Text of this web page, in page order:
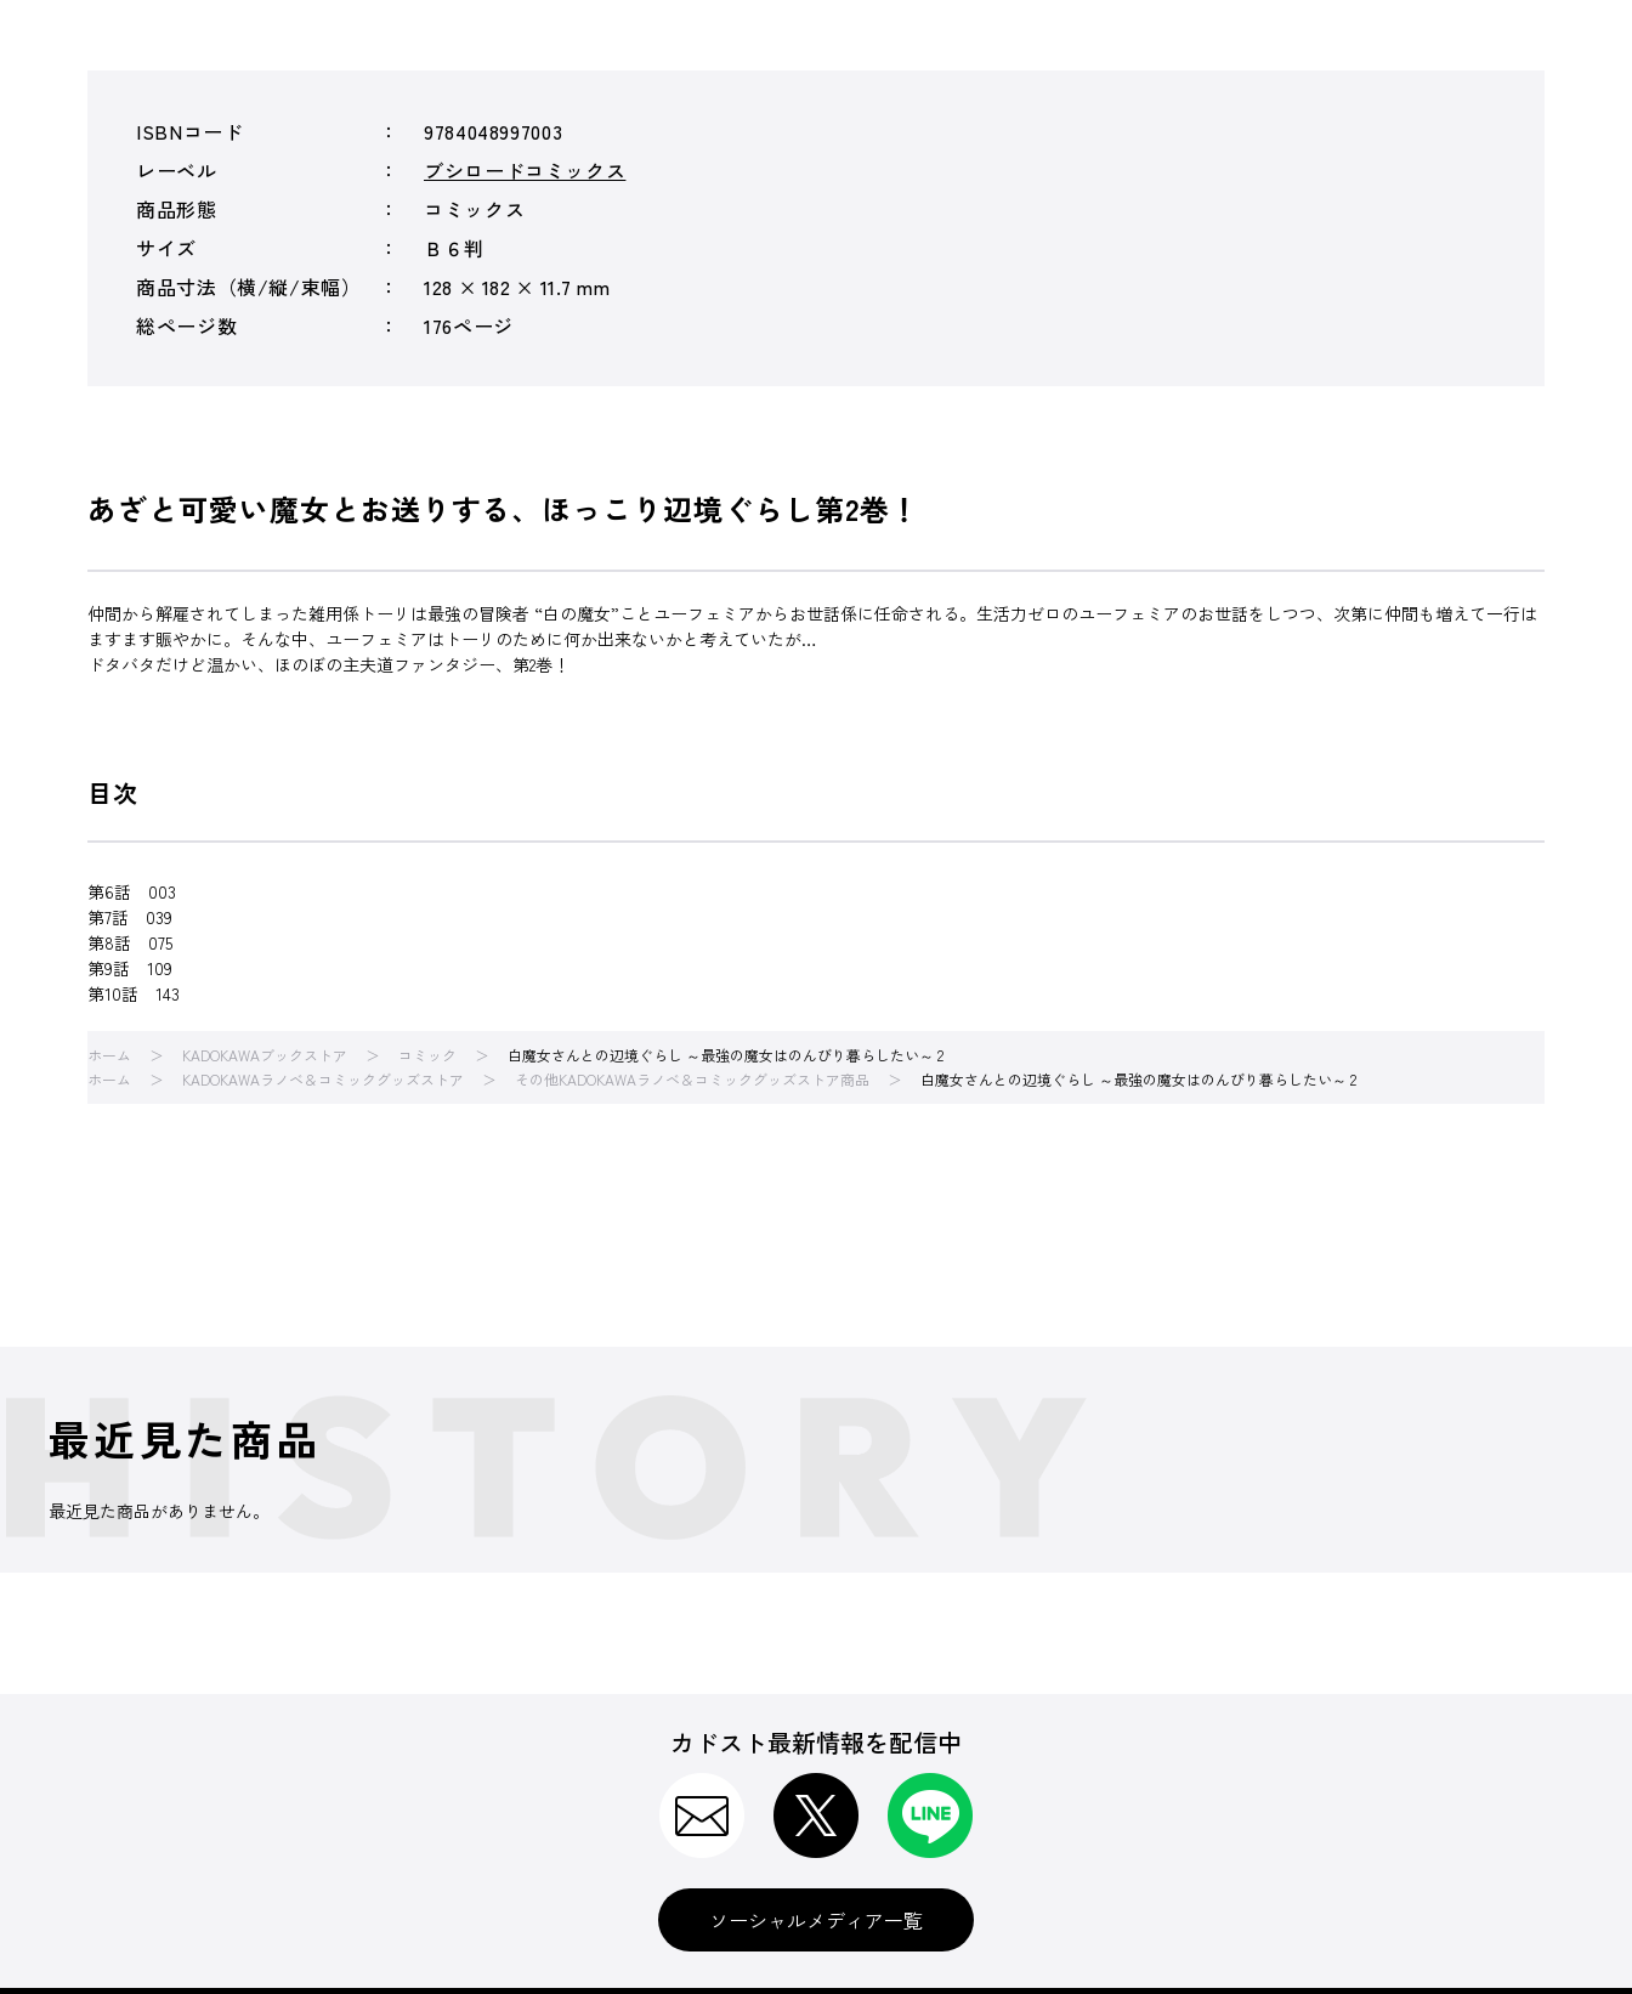
ISBNコード
9784048997003
レーベル
ブシロードコミックス
商品形態
コミックス
サイズ
Ｂ６判
商品寸法（横/縦/束幅）
128 × 182 × 11.7 mm
総ページ数
176ページ
あざと可愛い魔女とお送りする、ほっこり辺境ぐらし第2巻！
仲間から解雇されてしまった雑用係トーリは最強の冒険者 “白の魔女”ことユーフェミアからお世話係に任命される。生活力ゼロのユーフェミアのお世話をしつつ、次第に仲間も増えて一行は
ますます賑やかに。そんな中、ユーフェミアはトーリのために何か出来ないかと考えていたが…
ドタバタだけど温かい、ほのぼの主夫道ファンタジー、第2巻！
目次
第6話 003
第7話 039
第8話 075
第9話 109
第10話 143
ホーム KADOKAWAブックストア コミック
白魔女さんとの辺境ぐらし ～最強の魔女はのんびり暮らしたい～ 2
ホーム
KADOKAWAラノベ＆コミックグッズストア その他KADOKAWAラノベ＆コミックグッズストア商品 白魔女さんとの辺境ぐらし ～最強の魔女はのんびり暮らしたい～ 2
最近見た商品
最近見た商品がありません。
カドスト最新情報を配信中
ソーシャルメディア一覧